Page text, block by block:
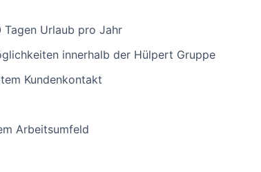
Urlaub pro Jahr
innerhalb der Hülpert Gruppe
Kundenkontakt
Arbeitsumfeld